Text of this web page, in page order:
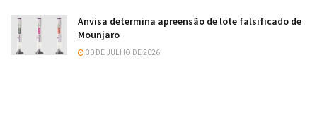
Anvisa determina apreensão de lote falsificado de
Mounjaro
30 DE JULHO DE 2026